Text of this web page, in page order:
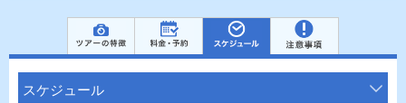
スケジュール